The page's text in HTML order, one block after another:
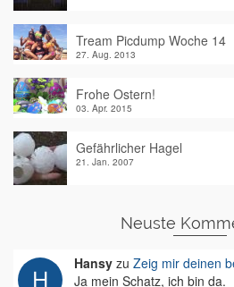
Tream Picdump Woche 14
27. Aug. 2013
Frohe Ostern!
03. Apr. 2015
Gefährlicher Hagel
21. Jan. 2007
Neuste
Hansy zu Zeig mir deinen
Ja mein Schatz, ich bin da.